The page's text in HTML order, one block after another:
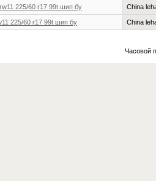
225/60 r17 99t шип бу China
225/60 r17 99t шип бу China
Часовой